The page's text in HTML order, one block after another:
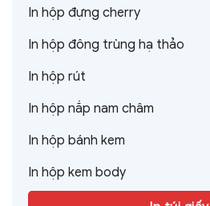
In hộp đựng cherry
In hộp đông trùng hạ thảo
In hộp rút
In hộp nắp nam châm
In hộp bánh kem
In hộp kem body